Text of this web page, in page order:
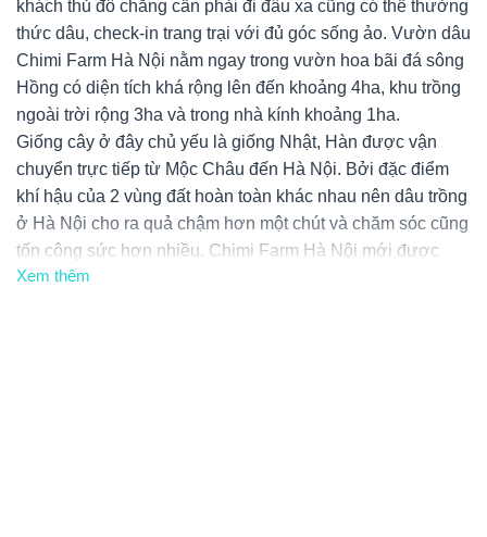
Hà Nội, Việt Nam
Vườn dâu Chimi Farm 4
khách thủ đô chẳng cần phải đi đâu xa cũng có thể thưởng
thức dâu, check-in trang trại với đủ góc sống ảo. Vườn dâu
Chimi Farm Hà Nội nằm ngay trong vườn hoa bãi đá sông
Hồng có diện tích khá rộng lên đến khoảng 4ha, khu trồng
ngoài trời rộng 3ha và trong nhà kính khoảng 1ha.
Giống cây ở đây chủ yếu là giống Nhật, Hàn được vận
chuyển trực tiếp từ Mộc Châu đến Hà Nội. Bởi đặc điểm
khí hậu của 2 vùng đất hoàn toàn khác nhau nên dâu trồng
ở Hà Nội cho ra quả chậm hơn một chút và chăm sóc cũng
tốn công sức hơn nhiều. Chimi Farm Hà Nội mới được
khai trương tháng 2/2020, ngoài dâu tây thì vườn còn trồng
Xem thêm